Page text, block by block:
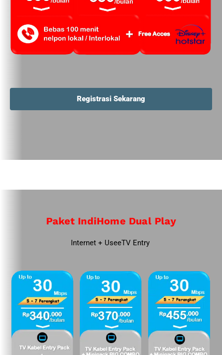
Registrasi Sekarang
Paket IndiHome Dual Play
Internet + UseeTV Entry